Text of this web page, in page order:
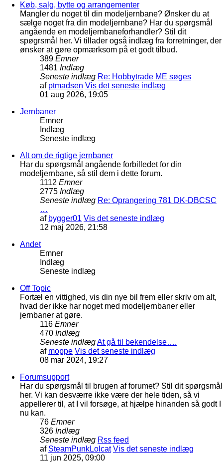
Køb, salg, bytte og arrangementer
Mangler du noget til din modeljernbane? Ønsker du at
sælge noget fra din modeljernbane? Har du spørgsmål
angående en modeljernbaneforhandler? Stil dit
spøgrsmål her. Vi tillader også indlæg fra forretninger, der
ønsker at gøre opmærksom på et godt tilbud.
389 Emner
1481 Indlæg
Seneste indlæg Re: Hobbytrade ME søges
af ptmadsen Vis det seneste indlæg
01 aug 2026, 19:05
Jernbaner
Emner
Indlæg
Seneste indlæg
Alt om de rigtige jernbaner
Har du spørgsmål angående forbilledet for din
modeljernbane, så stil dem i dette forum.
1112 Emner
2775 Indlæg
Seneste indlæg Re: Oprangering 781 DK-DBCSC
…
af bygger01 Vis det seneste indlæg
12 maj 2026, 21:58
Andet
Emner
Indlæg
Seneste indlæg
Off Topic
Fortæl en vittighed, vis din nye bil frem eller skriv om alt,
hvad der ikke har noget med modeljernbaner eller
jernbaner at gøre.
116 Emner
470 Indlæg
Seneste indlægAt gå til bekendelse….
af moppe Vis det seneste indlæg
08 mar 2024, 19:27
Forumsupport
Har du spørgsmål til brugen af forumet? Stil dit spørgsmål
her. Vi kan desværre ikke være der hele tiden, så vi
appellerer til, at I vil forsøge, at hjælpe hinanden så godt I
nu kan.
76 Emner
326 Indlæg
Seneste indlæg Rss feed
af SteamPunkLolcat Vis det seneste indlæg
11 jun 2025, 09:00